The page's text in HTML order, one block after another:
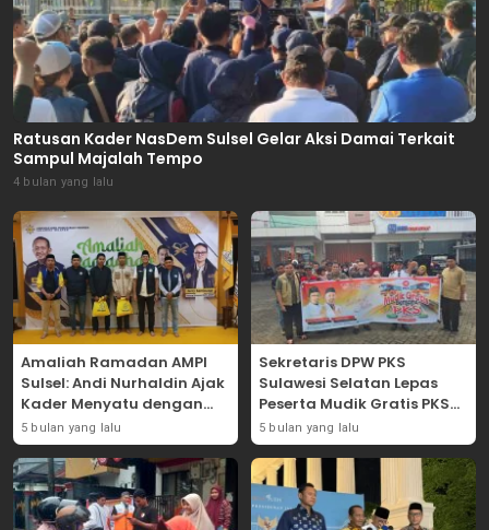
Ratusan Kader NasDem Sulsel Gelar Aksi Damai Terkait
Sampul Majalah Tempo
4 bulan yang lalu
Amaliah Ramadan AMPI
Sulsel: Andi Nurhaldin Ajak
Kader Menyatu dengan
Kaum Dhuafa
5 bulan yang lalu
Sekretaris DPW PKS
Sulawesi Selatan Lepas
Peserta Mudik Gratis PKS
2026
5 bulan yang lalu